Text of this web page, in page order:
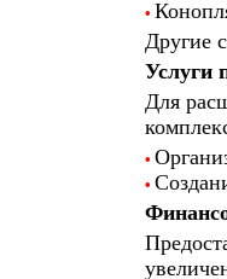
•
Другие
Услуги
Для
•
•